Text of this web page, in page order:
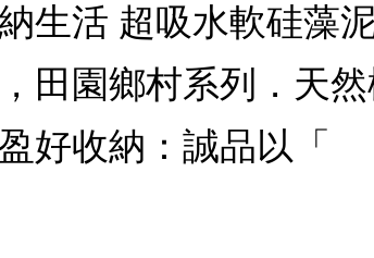
生活 超吸水軟硅藻
田園鄉村系列．天
好收納：誠品以「